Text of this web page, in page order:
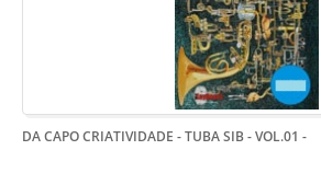
DA CAPO CRIATIVIDADE - TUBA SIB - VOL.01 -